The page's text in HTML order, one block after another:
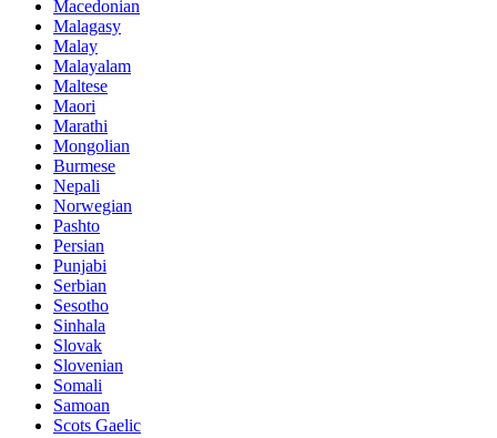
Macedonian
Malagasy
Malay
Malayalam
Maltese
Maori
Marathi
Mongolian
Burmese
Nepali
Norwegian
Pashto
Persian
Punjabi
Serbian
Sesotho
Sinhala
Slovak
Slovenian
Somali
Samoan
Scots Gaelic